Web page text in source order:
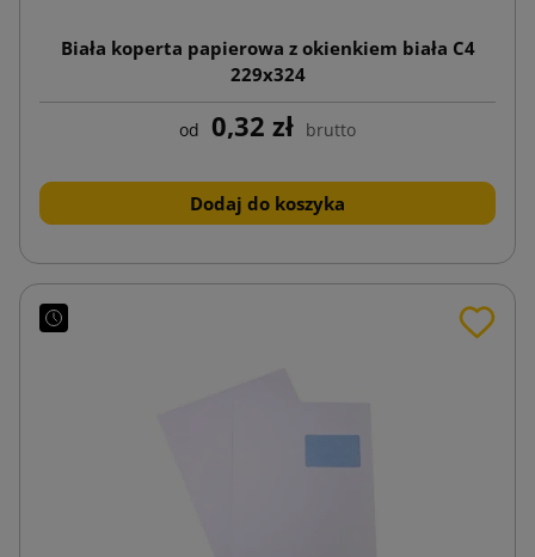
Biała koperta papierowa z okienkiem biała C4
229x324
od 0,32 zł brutto
Dodaj do koszyka